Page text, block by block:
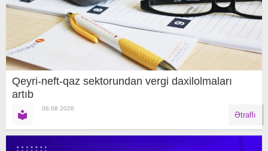
Qeyri-neft-qaz sektorundan vergi daxilolmaları
artıb
06.08.2026
Ətraflı